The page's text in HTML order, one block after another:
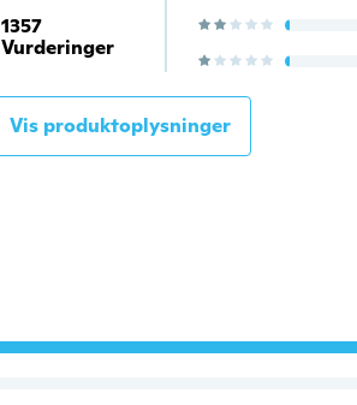
1357
Vurderinger
Vis produktoplysninger